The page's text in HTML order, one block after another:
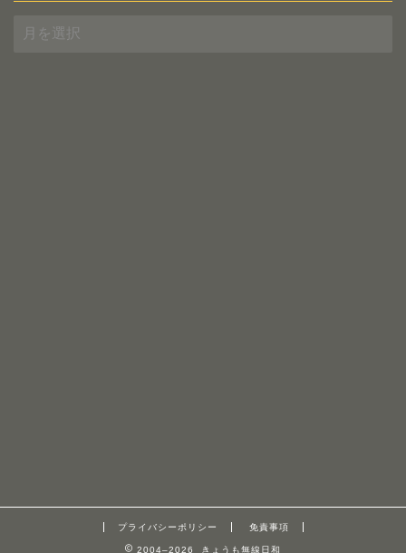
ー
プライバシーポリシー 免責事項
2004–2026 きょうも無線日和